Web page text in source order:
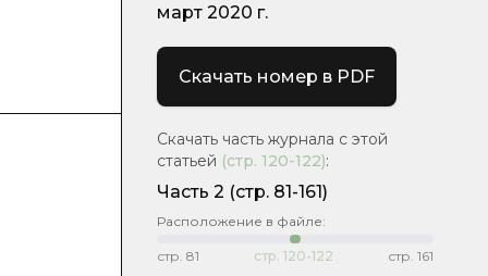
март 2020 г.
Скачать номер в PDF
Скачать часть журнала с этой
статьей (стр. 120-122):
Часть 2 (стр. 81-161)
Расположение в файле:
стр. 81 стр. 120-122 стр. 161